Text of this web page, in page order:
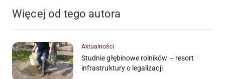
Więcej od tego autora
Aktualności
Studnie głębinowe rolników – resort
infrastruktury o legalizacji